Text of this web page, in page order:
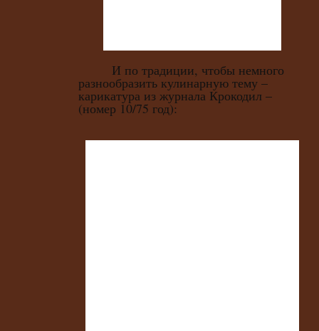
И по традиции, чтобы немного
разнообразить кулинарную тему –
карикатура из журнала Крокодил –
(номер 10/75 год):